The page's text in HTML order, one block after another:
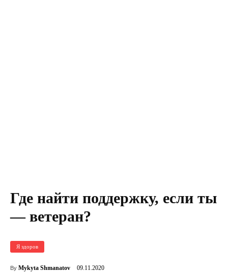
Где найти поддержку, если ты
— ветеран?
Я здоров
By Mykyta Shmanatov 09.11.2020